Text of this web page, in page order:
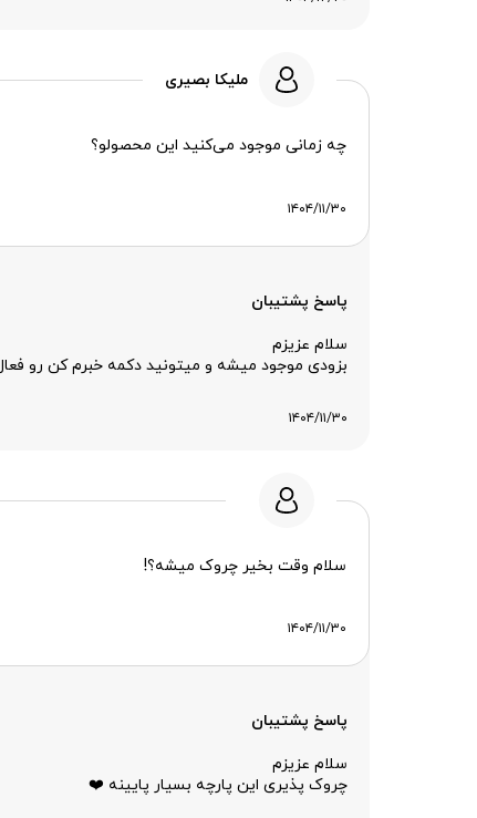
ملیکا بصیری
چه زمانی موجود می‌کنید این محصولو؟
۱۴۰۴/۱۱/۳۰
پاسخ پشتیبان
سلام عزیزم
بزودی موجود میشه و میتونید دکمه خبرم کن رو
۱۴۰۴/۱۱/۳۰
سلام وقت بخیر چروک میشه؟!
۱۴۰۴/۱۱/۳۰
پاسخ پشتیبان
سلام عزیزم
چروک پذیری این پارچه بسیار پایینه ❤️